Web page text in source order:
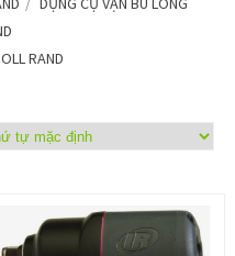
RAND